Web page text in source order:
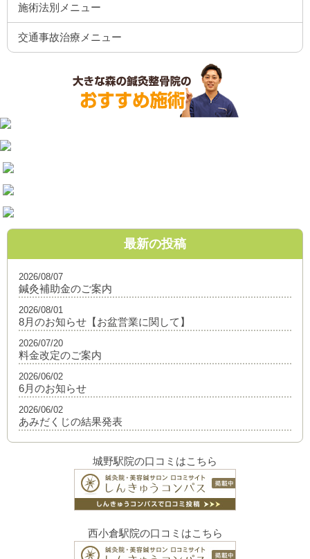
施術法別メニュー
交通事故治療メニュー
最新の投稿
鍼灸補助金のご案内
2026/08/07
8月のお知らせ【お盆営業に関して】
2026/08/01
料金改定のご案内
2026/07/20
6月のお知らせ
2026/06/02
あみだくじの結果発表
2026/06/02
城野駅院の口コミはこちら
西小倉駅院の口コミはこちら